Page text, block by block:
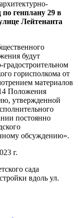
по генплану 29 в
Лейтенанта
будут
горисполкома от
материалов
Положения
утвержденной
постоянно
обсуждению».
г.
сада
вдоль ул.